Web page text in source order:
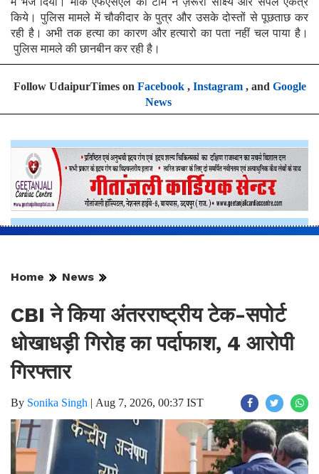
किये। पुलिस मामले में चौकीदार के पुत्र और उसके दोस्तों से पूछताछ कर
रही है। अभी तक हत्या का कारण और हत्यारो का पता नहीं चल पाया है।
पुलिस मामले की छानबीन कर रही है।
Follow UdaipurTimes on Facebook, Instagram, and Google
News
Home News
CBI ने किया अंतरराष्ट्रीय टेक-सपोर्ट
धोखाधड़ी गिरोह का पर्दाफाश, 4 आरोपी
गिरफ्तार
By Sonika Singh | Aug 7, 2026, 00:37 IST